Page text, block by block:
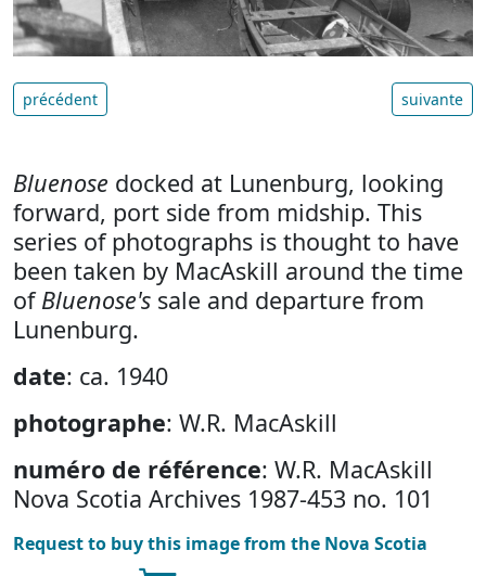
précédent suivante
Bluenose docked at Lunenburg, looking
forward, port side from midship. This
series of photographs is thought to have
been taken by MacAskill around the time
ofBluenose's sale and departure from
Lunenburg.
date: ca. 1940
photographe: W.R. MacAskill
numéro de référence: W.R. MacAskill
Nova Scotia Archives 1987-453 no. 101
Request to buy this image from the Nova Scotia